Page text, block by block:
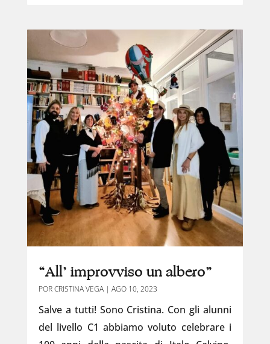
“All’ improvviso un albero”
PORCRISTINA VEGA| AGO 10, 2023
Salve a tutti! Sono Cristina. Con gli alunni
del livello C1 abbiamo voluto celebrare i